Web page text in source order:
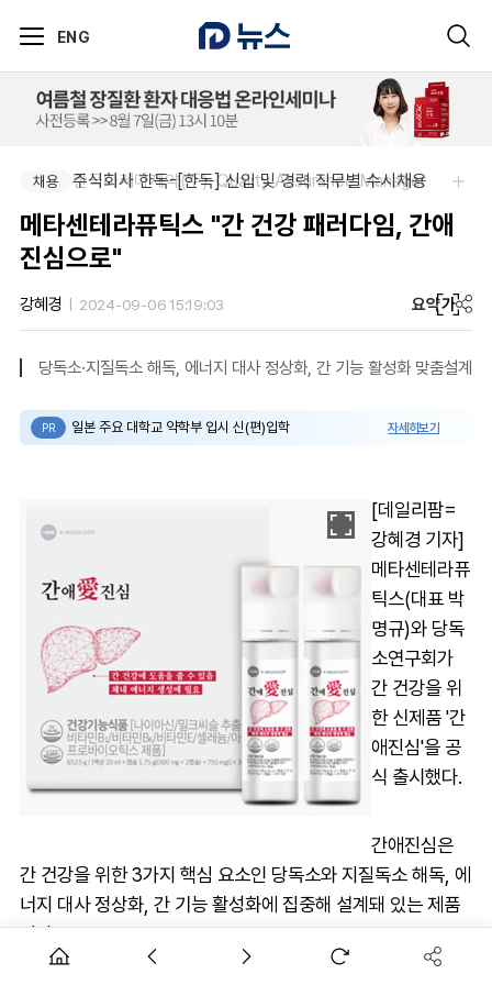
ENG
채용 한국다케다제약(주)-Quality Assurance Manager
채용 주식회사 한독-[한독] 신입 및 경력 직무별 수시채용
메타센테라퓨틱스 "간 건강 패러다임, 간애
진심으로"
강혜경 2024-09-06 15:19:03 요약가
당독소·지질독소 해독, 에너지 대사 정상화, 간 기능 활성화 맞춤설계
PR 일본 주요 대학교 약학부 입시 신(편)입학 자세히보기
[데일리팜=
강혜경 기자]
메타센테라퓨
틱스(대표 박
명규)와 당독
소연구회가
간 건강을 위
한 신제품 '간
애진심'을 공
식 출시했다.
간애진심은
간 건강을 위한 3가지 핵심 요소인 당독소와 지질독소 해독, 에
너지 대사 정상화, 간 기능 활성화에 집중해 설계돼 있는 제품
이다.